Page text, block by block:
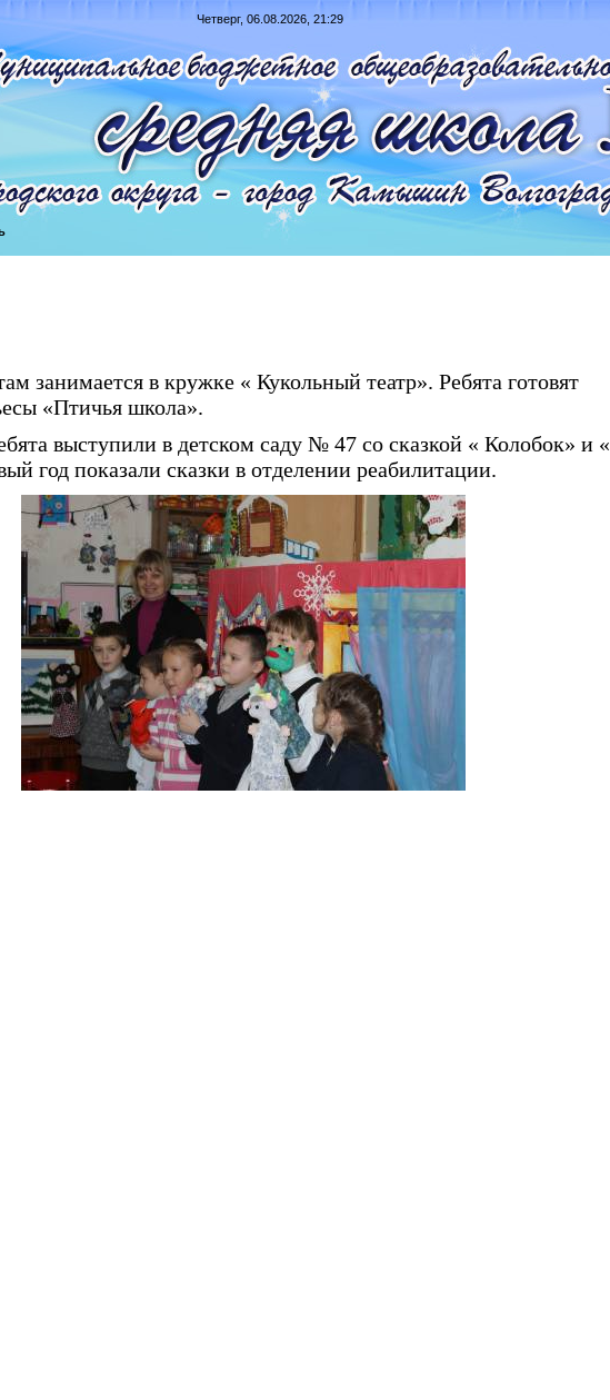
Четверг, 06.08.2026, 21:29
занимается в кружке « Кукольный театр». Ребята готовят
«Птичья школа».
выступили в детском саду № 47 со сказкой « Колобок» и «
год показали сказки в отделении реабилитации.